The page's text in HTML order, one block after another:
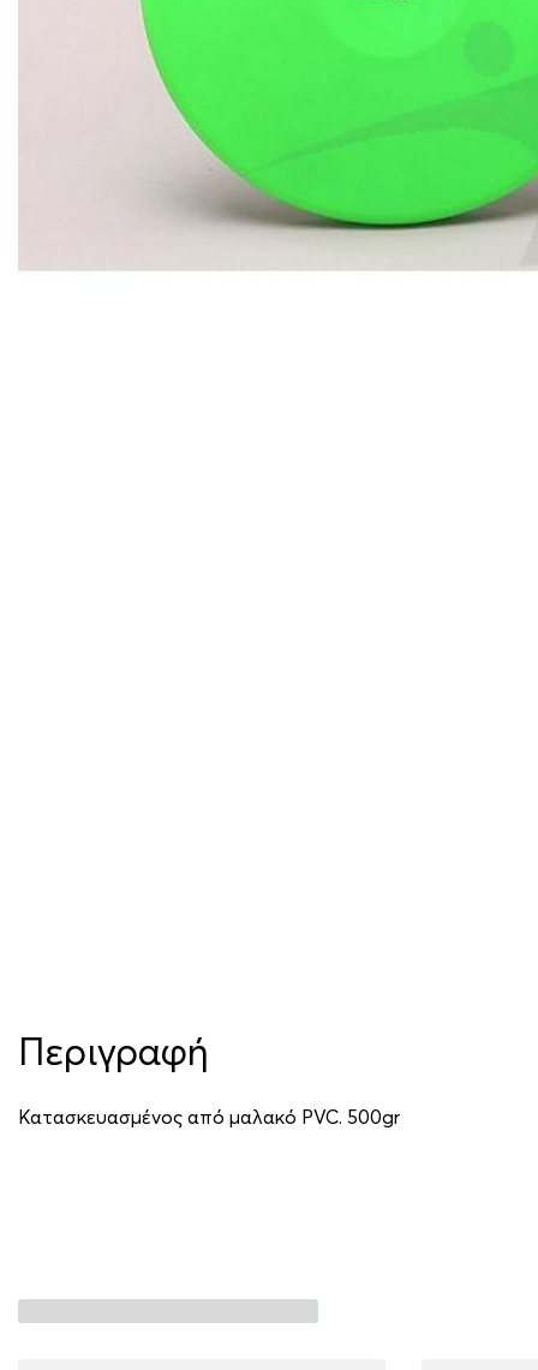
Περιγραφή
Κατασκευασμένος από μαλακό PVC. 500gr